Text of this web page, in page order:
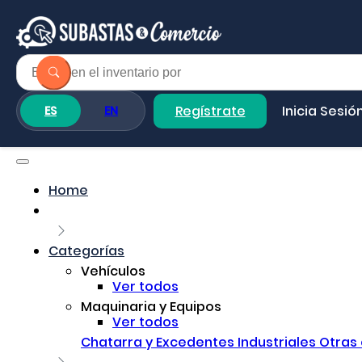
ES EN Regístrate Inicia
Home
Categorías
Vehículos
Ver todos
Maquinaria y Equipos
Ver todos
Chatarra y Excedentes Industriales Otras